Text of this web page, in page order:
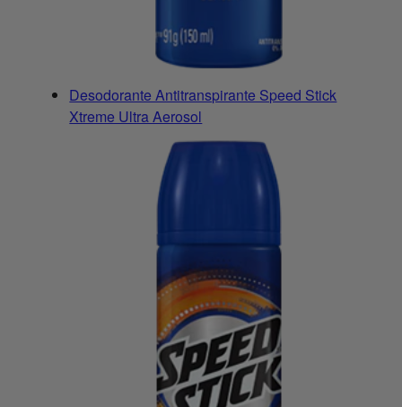
Desodorante Antitranspirante Speed Stick
Xtreme Ultra Aerosol